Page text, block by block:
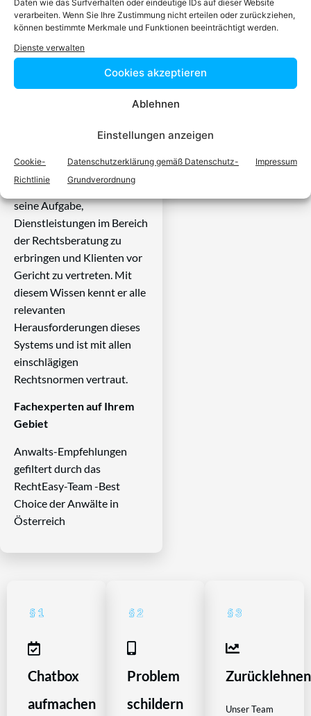
Daten wie das Surfverhalten oder eindeutige IDs auf dieser Website
verarbeiten. Wenn Sie Ihre Zustimmung nicht erteilen oder zurückziehen,
können bestimmte Merkmale und Funktionen beeinträchtigt werden.
Dienste verwalten
Cookies akzeptieren
Ablehnen
Einstellungen anzeigen
Cookie-
Richtlinie
Datenschutzerklärung gemäß Datenschutz-
Grundverordnung
Impressum
der auf Ihr
Rechtsproblem
spezialisiert ist
eine zugelassen Anwältin ist
zu beraten und Klienten vor
Gericht zu vertreten. Es ist
seine Aufgabe,
Dienstleistungen im Bereich
der Rechtsberatung zu
erbringen und Klienten vor
Gericht zu vertreten. Mit
diesem Wissen kennt er alle
relevanten
Herausforderungen dieses
Systems und ist mit allen
einschlägigen
Rechtsnormen vertraut.
Fachexperten auf Ihrem
Gebiet
Anwalts-Empfehlungen
gefiltert durch das
RechtEasy-Team -Best
Choice der Anwälte in
Österreich
Chatbox
aufmachen
Problem
schildern
Zurücklehnen
Unser Team